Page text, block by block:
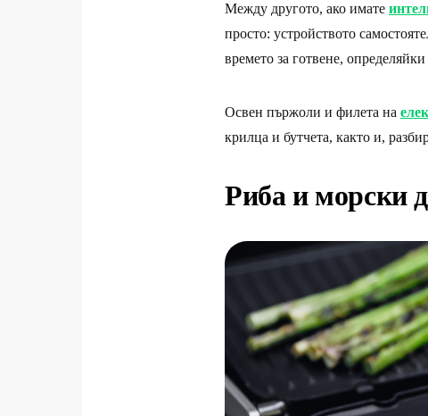
Между другото, ако имате
просто: устройството
времето за готвене,
Освен пържоли и филета на
крилца и бутчета, както и,
Риба и морски